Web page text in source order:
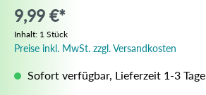
9,99 €*
Inhalt: 1 Stück
Preise inkl. MwSt. zzgl. Versandkosten
Sofort verfügbar, Lieferzeit 1-3 Tage